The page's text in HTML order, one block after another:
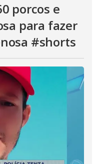
porcos e
para fazer
#shorts